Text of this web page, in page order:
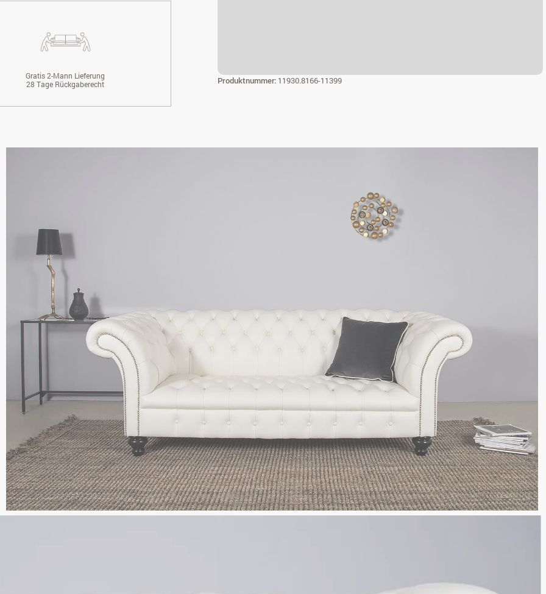
Produktnummer: 11930.8166-11399
Gratis 2-Mann Lieferung
28 Tage Rückgaberecht